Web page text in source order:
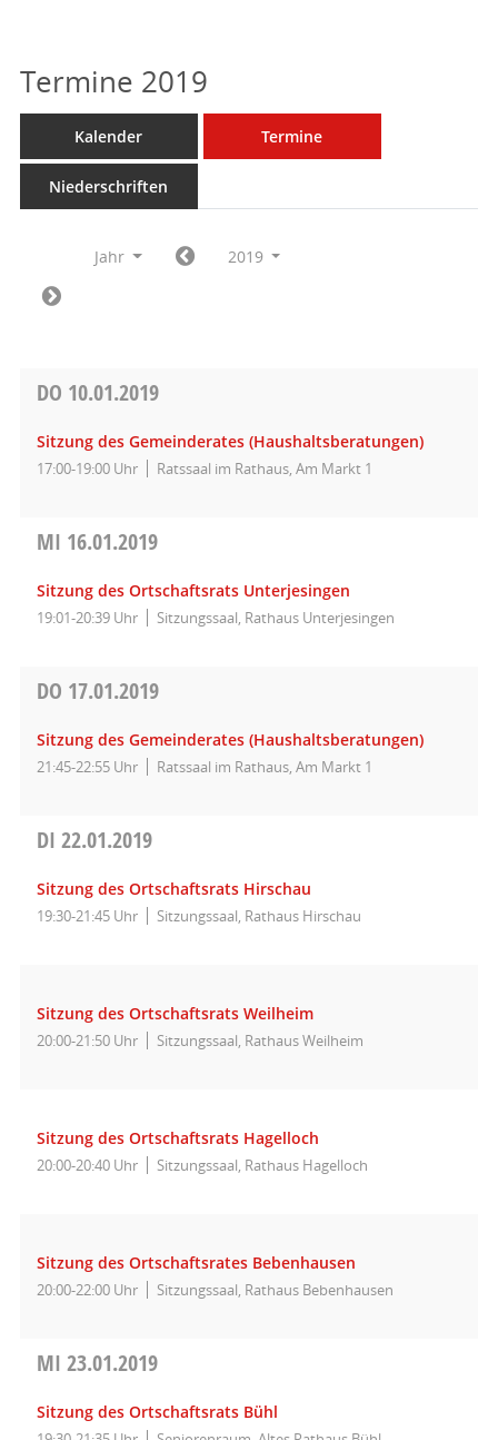
Termine 2019
Kalender Termine
Niederschriften
Jahr 2019
DO 10.01.2019
Sitzung des Gemeinderates (Haushaltsberatungen)
17:00-19:00 Uhr Ratssaal im Rathaus, Am Markt 1
MI 16.01.2019
Sitzung des Ortschaftsrats Unterjesingen
19:01-20:39 Uhr Sitzungssaal, Rathaus Unterjesingen
DO 17.01.2019
Sitzung des Gemeinderates (Haushaltsberatungen)
21:45-22:55 Uhr Ratssaal im Rathaus, Am Markt 1
DI 22.01.2019
Sitzung des Ortschaftsrats Hirschau
19:30-21:45 Uhr Sitzungssaal, Rathaus Hirschau
Sitzung des Ortschaftsrats Weilheim
20:00-21:50 Uhr Sitzungssaal, Rathaus Weilheim
Sitzung des Ortschaftsrats Hagelloch
20:00-20:40 Uhr Sitzungssaal, Rathaus Hagelloch
Sitzung des Ortschaftsrates Bebenhausen
20:00-22:00 Uhr Sitzungssaal, Rathaus Bebenhausen
MI 23.01.2019
Sitzung des Ortschaftsrats Bühl